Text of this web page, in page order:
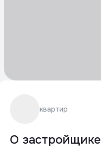
квартир
О застройщике